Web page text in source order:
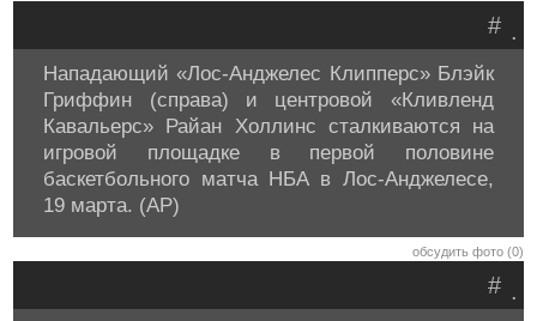
.
#
Нападающий «Лос-Анджелес Клипперс» Блэйк
Гриффин (справа) и центровой «Кливленд
Кавальерс» Райан Холлинс сталкиваются на
игровой площадке в первой половине
баскетбольного матча НБА в Лос-Анджелесе,
19 марта. (AP)
обсудить фото (0)
.
#